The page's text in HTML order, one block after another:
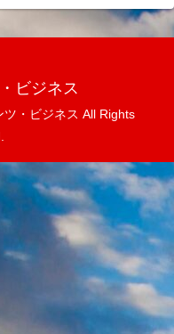
ビジネス
・ビジネス All Rights